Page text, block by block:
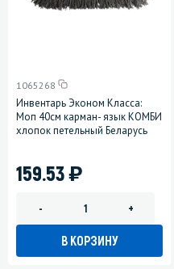
1065268
Инвентарь Эконом Класса:
Моп 40см карман- язык КОМБИ
хлопок петельный Беларусь
159.53)
- +
В КОРЗИНУ